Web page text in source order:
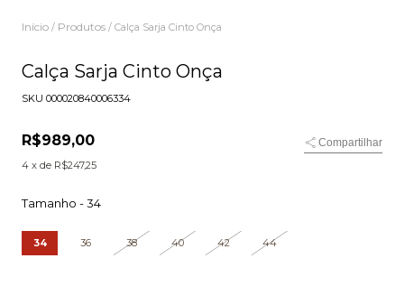
Início / Produtos / Calça Sarja Cinto Onça
Calça Sarja Cinto Onça
SKU 000020840006334
R$989,00
Compartilhar
4 x de R$247,25
Tamanho -34
34 36 38 40 42 44